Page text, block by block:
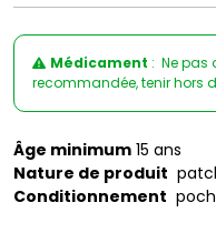
Médicament : Ne pas
recommandée, tenir hors
Âge minimum 15 ans
Nature de produit
Conditionnement